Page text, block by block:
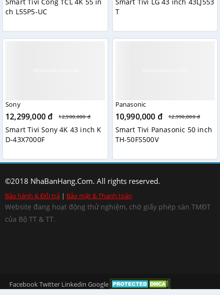
Smart Tivi Cong TCL 4K 55 in
ch L55P5-UC
Smart Tivi LG 43 inch 43LJ553
T
Sony
12,299,000 đ 12,900,000 đ
Smart Tivi Sony 4K 43 inch K
D-43X7000F
Panasonic
10,990,000 đ 12,990,000 đ
Smart Tivi Panasonic 50 inch
TH-50FS500V
©2018 NhaBanHang.Com. All rights reserved.
Bảo hành & Đổi trả | Bảo mật & Thanh toán
Website đang hoạt động thử nghiệm, chờ giấy phép sàn TMĐT
của Bộ TT & TT.
Facebook Twitter Linkedin Google